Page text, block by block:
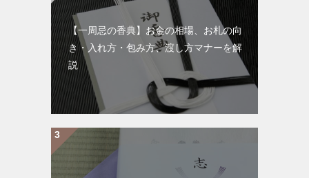
【一周忌の香典】お金の相場、お札の向
き・入れ方・包み方、渡し方マナーを解
説